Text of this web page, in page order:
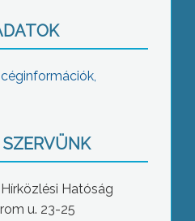
Hatóság
u. 23-25